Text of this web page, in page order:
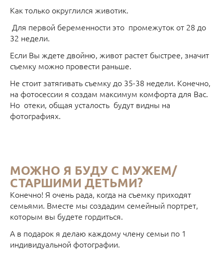
Как только округлился животик.
Для первой беременности это промежуток от 28 до
32 недели.
Если Вы ждете двойню, живот растет быстрее, значит
съемку можно провести раньше.
Не стоит затягивать съемку до 35-38 недели. Конечно,
на фотосессии я создам максимум комфорта для Вас.
Но отеки, общая усталость будут видны на
фотографиях.
МОЖНО Я БУДУ С МУЖЕМ/
СТАРШИМИ ДЕТЬМИ?
Конечно! Я очень рада, когда на съемку приходят
семьями. Вместе мы создадим семейный портрет,
которым вы будете гордиться.
А в подарок я делаю каждому члену семьи по 1
индивидуальной фотографии.